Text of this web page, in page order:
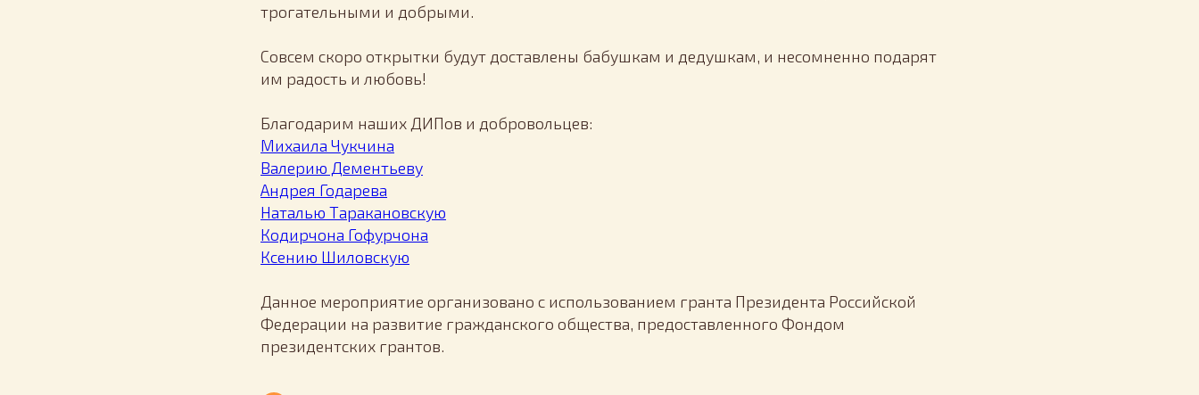
трогательными и добрыми.
Совсем скоро открытки будут доставлены бабушкам и дедушкам, и несомненно подарят
им радость и любовь!
Благодарим наших ДИПов и добровольцев:
Михаила Чукчина
Валерию Дементьеву
Андрея Годарева
Наталью Таракановскую
Кодирчона Гофурчона
Ксению Шиловскую
Данное мероприятие организовано с использованием гранта Президента Российской
Федерации на развитие гражданского общества, предоставленного Фондом
президентских грантов.